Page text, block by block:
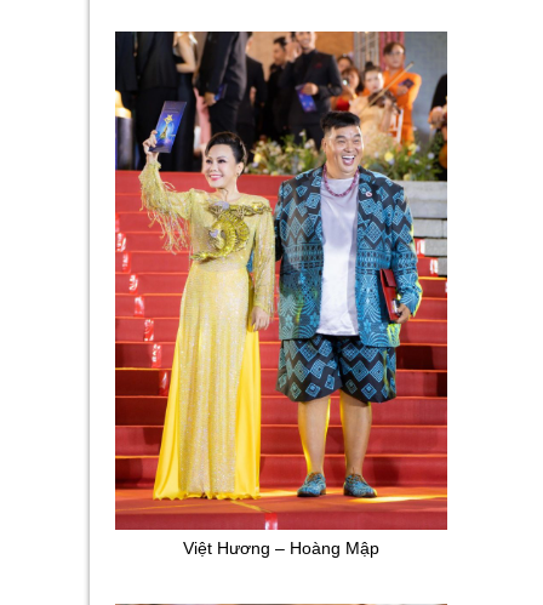
Việt Hương – Hoàng Mập